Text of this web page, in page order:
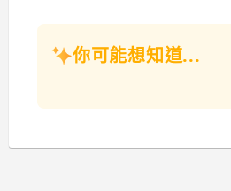
你可能想知道...